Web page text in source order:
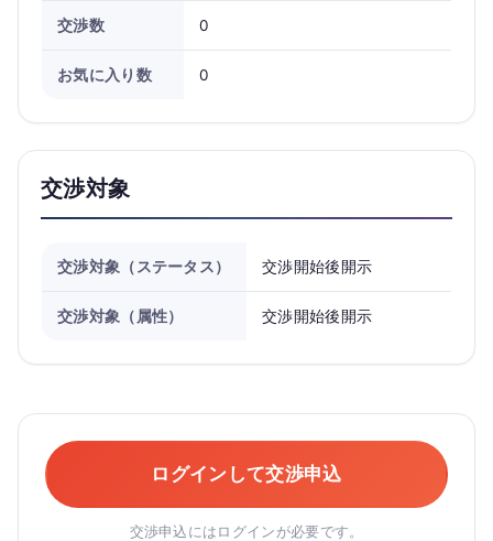
交渉数 0
お気に入り数 0
交渉対象
交渉対象（ステータス） 交渉開始後開示
交渉対象（属性） 交渉開始後開示
ログインして交渉申込
交渉申込にはログインが必要です。